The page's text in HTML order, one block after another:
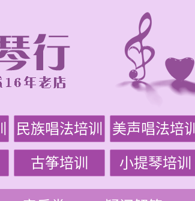
民族唱法培训 美声唱法培训
古筝培训 小提琴培训